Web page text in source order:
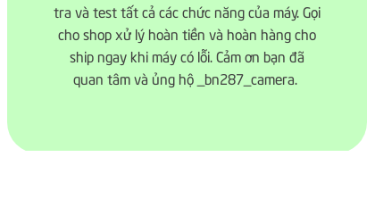
tra và test tất cả các chức năng của máy. Gọi
cho shop xử lý hoàn tiền và hoàn hàng cho
ship ngay khi máy có lỗi. Cảm ơn bạn đã
quan tâm và ủng hộ _bn287_camera.